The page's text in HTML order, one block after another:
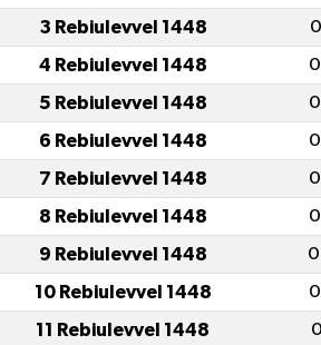
3 Rebiulevvel 1448
4 Rebiulevvel 1448
5 Rebiulevvel 1448
6 Rebiulevvel 1448
7 Rebiulevvel 1448
8 Rebiulevvel 1448
9 Rebiulevvel 1448
10 Rebiulevvel 1448
11 Rebiulevvel 1448